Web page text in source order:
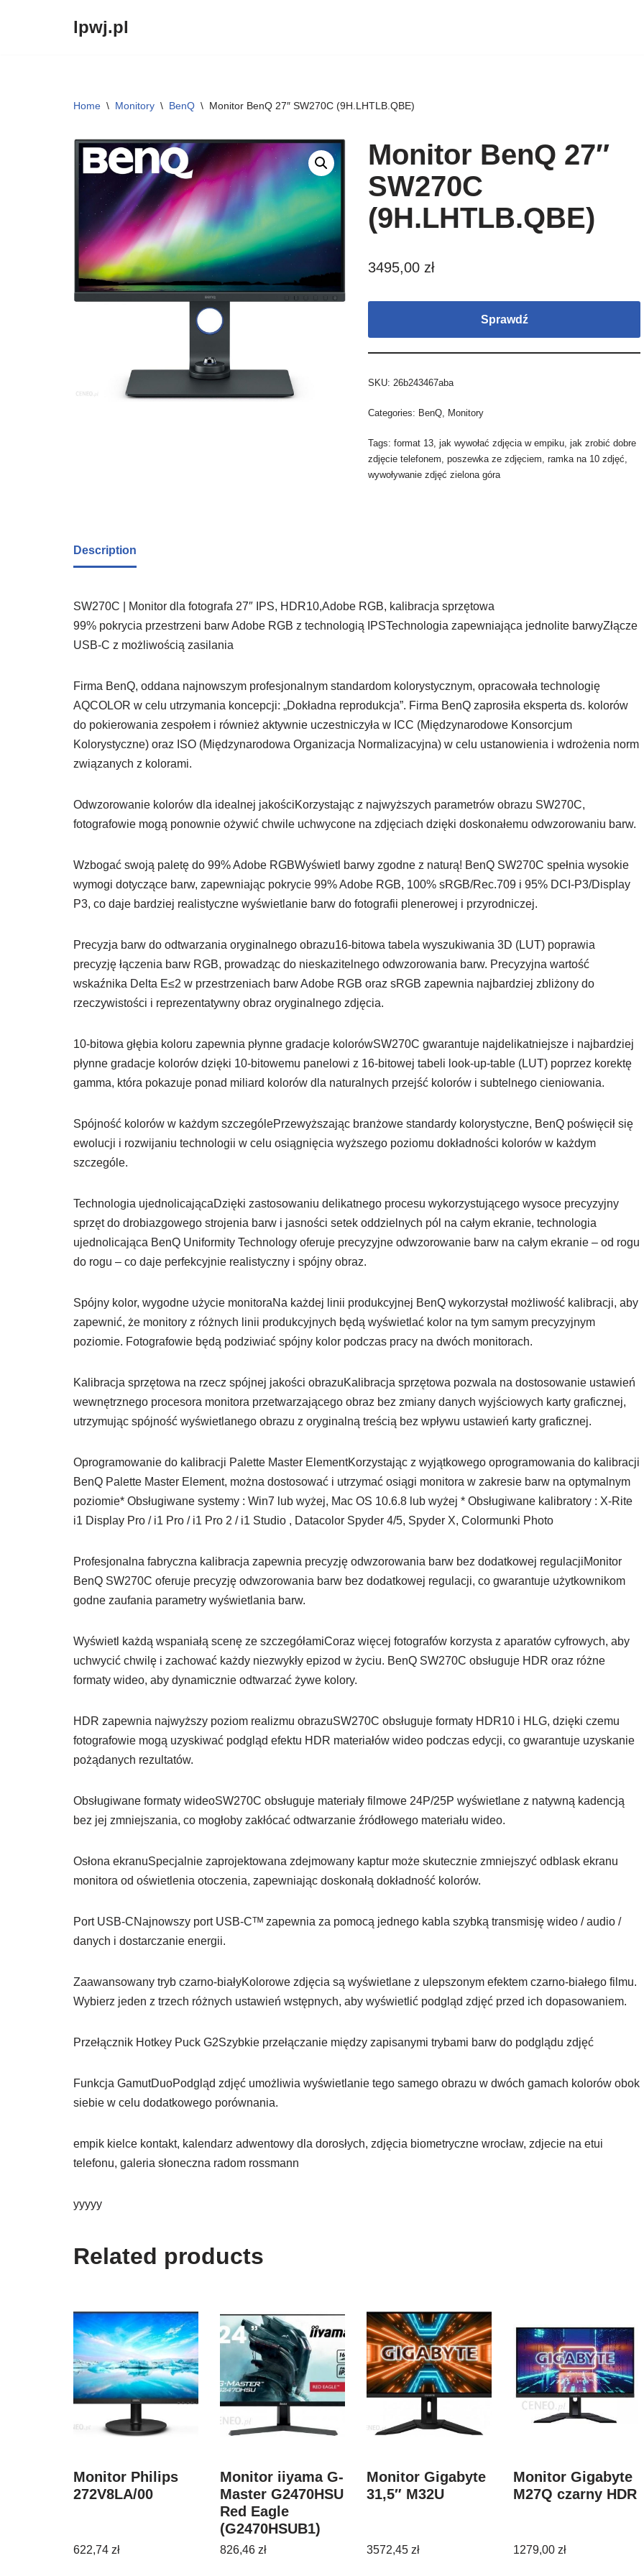
lpwj.pl
Home \ Monitory \ BenQ \ Monitor BenQ 27″ SW270C (9H.LHTLB.QBE)
Monitor BenQ 27″
SW270C
(9H.LHTLB.QBE)
3495,00 zł
Sprawdź
SKU:26b243467aba
Categories: BenQ, Monitory
Tags:format 13,jak wywołać zdjęcia w empiku,jak zrobić dobre
zdjęcie telefonem,poszewka ze zdjęciem,ramka na 10 zdjęć,
wywoływanie zdjęć zielona góra
Description
SW270C | Monitor dla fotografa 27″ IPS, HDR10,Adobe RGB, kalibracja sprzętowa
99% pokrycia przestrzeni barw Adobe RGB z technologią IPSTechnologia zapewniająca jednolite barwyZłącze
USB-C z możliwością zasilania
Firma BenQ, oddana najnowszym profesjonalnym standardom kolorystycznym, opracowała technologię
AQCOLOR w celu utrzymania koncepcji: „Dokładna reprodukcja”. Firma BenQ zaprosiła eksperta ds. kolorów
do pokierowania zespołem i również aktywnie uczestniczyła w ICC (Międzynarodowe Konsorcjum
Kolorystyczne) oraz ISO (Międzynarodowa Organizacja Normalizacyjna) w celu ustanowienia i wdrożenia norm
związanych z kolorami.
Odwzorowanie kolorów dla idealnej jakościKorzystając z najwyższych parametrów obrazu SW270C,
fotografowie mogą ponownie ożywić chwile uchwycone na zdjęciach dzięki doskonałemu odwzorowaniu barw.
Wzbogać swoją paletę do 99% Adobe RGBWyświetl barwy zgodne z naturą! BenQ SW270C spełnia wysokie
wymogi dotyczące barw, zapewniając pokrycie 99% Adobe RGB, 100% sRGB/Rec.709 i 95% DCI-P3/Display
P3, co daje bardziej realistyczne wyświetlanie barw do fotografii plenerowej i przyrodniczej.
Precyzja barw do odtwarzania oryginalnego obrazu16-bitowa tabela wyszukiwania 3D (LUT) poprawia
precyzję łączenia barw RGB, prowadząc do nieskazitelnego odwzorowania barw. Precyzyjna wartość
wskaźnika Delta E≤2 w przestrzeniach barw Adobe RGB oraz sRGB zapewnia najbardziej zbliżony do
rzeczywistości i reprezentatywny obraz oryginalnego zdjęcia.
10-bitowa głębia koloru zapewnia płynne gradacje kolorówSW270C gwarantuje najdelikatniejsze i najbardziej
płynne gradacje kolorów dzięki 10-bitowemu panelowi z 16-bitowej tabeli look-up-table (LUT) poprzez korektę
gamma, która pokazuje ponad miliard kolorów dla naturalnych przejść kolorów i subtelnego cieniowania.
Spójność kolorów w każdym szczególePrzewyższając branżowe standardy kolorystyczne, BenQ poświęcił się
ewolucji i rozwijaniu technologii w celu osiągnięcia wyższego poziomu dokładności kolorów w każdym
szczególe.
Technologia ujednolicającaDzięki zastosowaniu delikatnego procesu wykorzystującego wysoce precyzyjny
sprzęt do drobiazgowego strojenia barw i jasności setek oddzielnych pól na całym ekranie, technologia
ujednolicająca BenQ Uniformity Technology oferuje precyzyjne odwzorowanie barw na całym ekranie – od rogu
do rogu – co daje perfekcyjnie realistyczny i spójny obraz.
Spójny kolor, wygodne użycie monitoraNa każdej linii produkcyjnej BenQ wykorzystał możliwość kalibracji, aby
zapewnić, że monitory z różnych linii produkcyjnych będą wyświetlać kolor na tym samym precyzyjnym
poziomie. Fotografowie będą podziwiać spójny kolor podczas pracy na dwóch monitorach.
Kalibracja sprzętowa na rzecz spójnej jakości obrazuKalibracja sprzętowa pozwala na dostosowanie ustawień
wewnętrznego procesora monitora przetwarzającego obraz bez zmiany danych wyjściowych karty graficznej,
utrzymując spójność wyświetlanego obrazu z oryginalną treścią bez wpływu ustawień karty graficznej.
Oprogramowanie do kalibracji Palette Master ElementKorzystając z wyjątkowego oprogramowania do kalibracji
BenQ Palette Master Element, można dostosować i utrzymać osiągi monitora w zakresie barw na optymalnym
poziomie* Obsługiwane systemy : Win7 lub wyżej, Mac OS 10.6.8 lub wyżej * Obsługiwane kalibratory : X-Rite
i1 Display Pro / i1 Pro / i1 Pro 2 / i1 Studio , Datacolor Spyder 4/5, Spyder X, Colormunki Photo
Profesjonalna fabryczna kalibracja zapewnia precyzję odwzorowania barw bez dodatkowej regulacjiMonitor
BenQ SW270C oferuje precyzję odwzorowania barw bez dodatkowej regulacji, co gwarantuje użytkownikom
godne zaufania parametry wyświetlania barw.
Wyświetl każdą wspaniałą scenę ze szczegółamiCoraz więcej fotografów korzysta z aparatów cyfrowych, aby
uchwycić chwilę i zachować każdy niezwykły epizod w życiu. BenQ SW270C obsługuje HDR oraz różne
formaty wideo, aby dynamicznie odtwarzać żywe kolory.
HDR zapewnia najwyższy poziom realizmu obrazuSW270C obsługuje formaty HDR10 i HLG, dzięki czemu
fotografowie mogą uzyskiwać podgląd efektu HDR materiałów wideo podczas edycji, co gwarantuje uzyskanie
pożądanych rezultatów.
Obsługiwane formaty wideoSW270C obsługuje materiały filmowe 24P/25P wyświetlane z natywną kadencją
bez jej zmniejszania, co mogłoby zakłócać odtwarzanie źródłowego materiału wideo.
Osłona ekranuSpecjalnie zaprojektowana zdejmowany kaptur może skutecznie zmniejszyć odblask ekranu
monitora od oświetlenia otoczenia, zapewniając doskonałą dokładność kolorów.
Port USB-CNajnowszy port USB-Cᵀᴹ zapewnia za pomocą jednego kabla szybką transmisję wideo / audio /
danych i dostarczanie energii.
Zaawansowany tryb czarno-białyKolorowe zdjęcia są wyświetlane z ulepszonym efektem czarno-białego filmu.
Wybierz jeden z trzech różnych ustawień wstępnych, aby wyświetlić podgląd zdjęć przed ich dopasowaniem.
Przełącznik Hotkey Puck G2Szybkie przełączanie między zapisanymi trybami barw do podglądu zdjęć
Funkcja GamutDuoPodgląd zdjęć umożliwia wyświetlanie tego samego obrazu w dwóch gamach kolorów obok
siebie w celu dodatkowego porównania.
empik kielce kontakt, kalendarz adwentowy dla dorosłych, zdjęcia biometryczne wrocław, zdjecie na etui
telefonu, galeria słoneczna radom rossmann
yyyyy
Related products
Monitor Philips
272V8LA/00
622,74 zł
Monitor iiyama G-
Master G2470HSU
Red Eagle
(G2470HSUB1)
826,46 zł
Monitor Gigabyte
31,5″ M32U
3572,45 zł
Monitor Gigabyte
M27Q czarny HDR
1279,00 zł